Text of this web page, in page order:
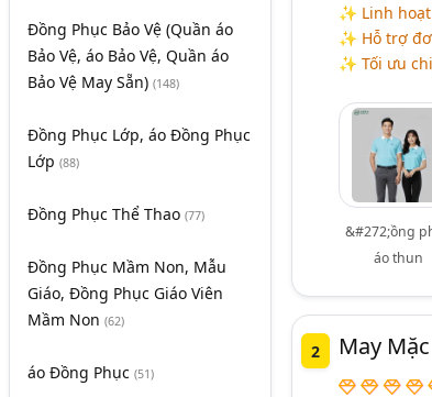
Đồng Phục Bảo Vệ (Quần áo
Bảo Vệ, áo Bảo Vệ, Quần áo
Bảo Vệ May Sẵn) (148)
Đồng Phục Lớp, áo Đồng Phục
Lớp (88)
Đồng Phục Thể Thao (77)
Đồng Phục Mầm Non, Mẫu
Giáo, Đồng Phục Giáo Viên
Mầm Non (62)
áo Đồng Phục (51)
✨ Linh
✨ Hỗ trợ
✨ Tối ưu
&#272;ồng
áo thun
2 May